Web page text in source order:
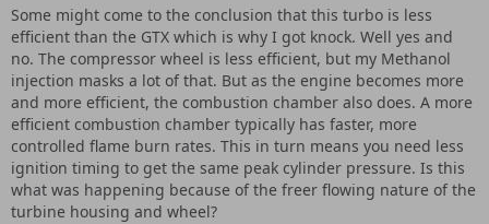
Some might come to the conclusion that this turbo is less
efficient than the GTX which is why I got knock. Well yes and
no. The compressor wheel is less efficient, but my Methanol
injection masks a lot of that. But as the engine becomes more
and more efficient, the combustion chamber also does. A more
efficient combustion chamber typically has faster, more
controlled flame burn rates. This in turn means you need less
ignition timing to get the same peak cylinder pressure. Is this
what was happening because of the freer flowing nature of the
turbine housing and wheel?